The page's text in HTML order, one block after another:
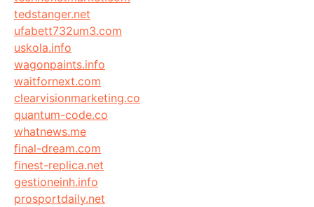
tedstanger.net
ufabett732um3.com
uskola.info
wagonpaints.info
waitfornext.com
clearvisionmarketing.co
quantum-code.co
whatnews.me
final-dream.com
finest-replica.net
gestioneinh.info
prosportdaily.net